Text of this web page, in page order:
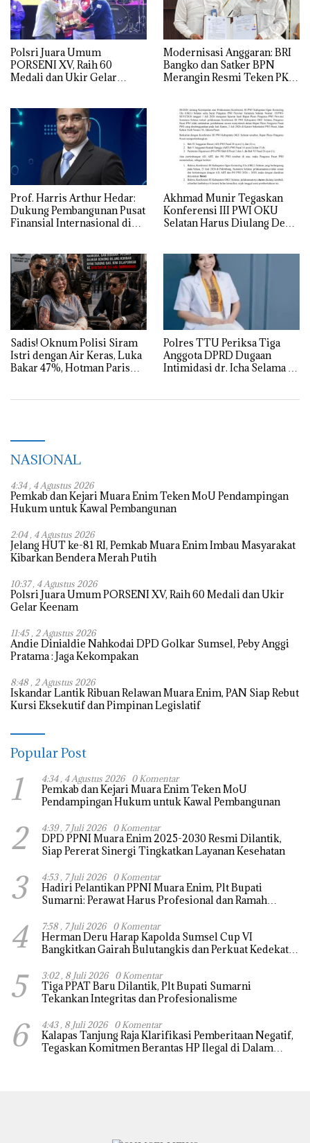
Polsri Juara Umum
PORSENI XV, Raih 60
Medali dan Ukir Gelar
Modernisasi Anggaran: BRI
Bangko dan Satker BPN
Merangin Resmi Teken PKS
Prof. Harris Arthur Hedar:
Dukung Pembangunan Pusat
Finansial Internasional di
Akhmad Munir Tegaskan
Konferensi III PWI OKU
Selatan Harus Diulang Demi
Sadis! Oknum Polisi Siram
Istri dengan Air Keras, Luka
Bakar 47%, Hotman Paris
Polres TTU Periksa Tiga
Anggota DPRD Dugaan
Intimidasi dr. Icha Selama 8
NASIONAL
4:34 , 4 Agustus 2026
Pemkab dan Kejari Muara Enim Teken MoU Pendampingan
Hukum untuk Kawal Pembangunan
2:04 , 4 Agustus 2026
Jelang HUT ke-81 RI, Pemkab Muara Enim Imbau Masyarakat
Kibarkan Bendera Merah Putih
10:37 , 4 Agustus 2026
Polsri Juara Umum PORSENI XV, Raih 60 Medali dan Ukir
Gelar Keenam
11:45 , 2 Agustus 2026
Andie Dinialdie Nahkodai DPD Golkar Sumsel, Peby Anggi
Pratama : Jaga Kekompakan
8:48 , 2 Agustus 2026
Iskandar Lantik Ribuan Relawan Muara Enim, PAN Siap Rebut
Kursi Eksekutif dan Pimpinan Legislatif
Popular Post
1 4:34 , 4 Agustus 2026 0 Komentar
Pemkab dan Kejari Muara Enim Teken MoU
Pendampingan Hukum untuk Kawal Pembangunan
2 4:39 , 7 Juli 2026 0 Komentar
DPD PPNI Muara Enim 2025-2030 Resmi Dilantik,
Siap Pererat Sinergi Tingkatkan Layanan Kesehatan
3 4:53 , 7 Juli 2026 0 Komentar
Hadiri Pelantikan PPNI Muara Enim, Plt Bupati
Sumarni: Perawat Harus Profesional dan Ramah
4 7:58 , 7 Juli 2026 0 Komentar
Herman Deru Harap Kapolda Sumsel Cup VI
Bangkitkan Gairah Bulutangkis dan Perkuat Kedekatan
5 3:02 , 8 Juli 2026 0 Komentar
Tiga PPAT Baru Dilantik, Plt Bupati Sumarni
Tekankan Integritas dan Profesionalisme
6 4:43 , 8 Juli 2026 0 Komentar
Kalapas Tanjung Raja Klarifikasi Pemberitaan Negatif,
Tegaskan Komitmen Berantas HP Ilegal di Dalam